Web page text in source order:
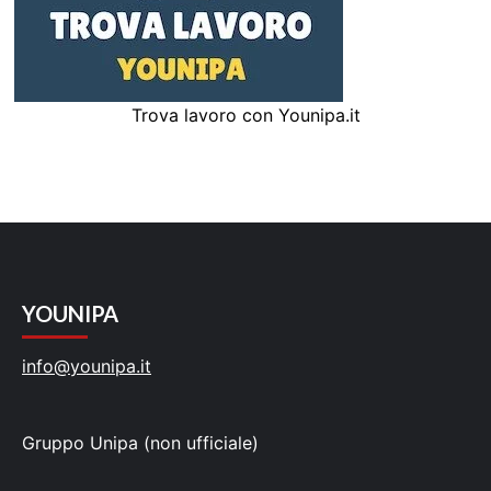
Trova lavoro con Younipa.it
YOUNIPA
info@younipa.it
Gruppo Unipa (non ufficiale)